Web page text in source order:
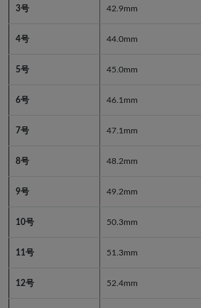
3号 42.9mm
4号 44.0mm
5号 45.0mm
6号 46.1mm
7号 47.1mm
8号 48.2mm
9号 49.2mm
10号 50.3mm
11号 51.3mm
12号 52.4mm